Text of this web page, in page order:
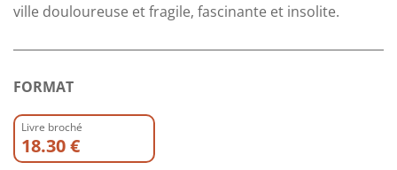
ville douloureuse et fragile, fascinante et insolite.
FORMAT
Livre broché
18.30 €